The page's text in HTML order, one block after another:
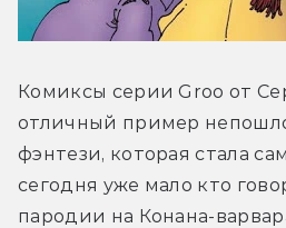
Комиксы серии Groo от
отличный пример
фэнтези, которая стала
сегодня уже мало кто
пародии на Конана-